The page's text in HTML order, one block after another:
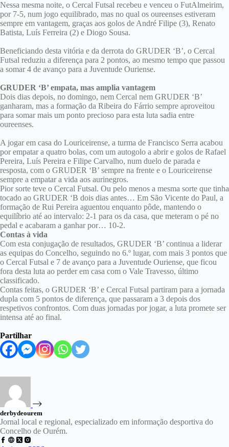
Nessa mesma noite, o Cercal Futsal recebeu e venceu o FutAlmeirim,
por 7-5, num jogo equilibrado, mas no qual os oureenses estiveram
sempre em vantagem, graças aos golos de André Filipe (3), Renato
Batista, Luís Ferreira (2) e Diogo Sousa.
Beneficiando desta vitória e da derrota do GRUDER ‘B’, o Cercal
Futsal reduziu a diferença para 2 pontos, ao mesmo tempo que passou
a somar 4 de avanço para a Juventude Ouriense.
GRUDER ‘B’ empata, mas amplia vantagem
Dois dias depois, no domingo, nem Cercal nem GRUDER ‘B’
ganharam, mas a formação da Ribeira do Fárrio sempre aproveitou
para somar mais um ponto precioso para esta luta sadia entre
oureenses.
A jogar em casa do Louriceirense, a turma de Francisco Serra acabou
por empatar a quatro bolas, com um autogolo a abrir e golos de Rafael
Pereira, Luís Pereira e Filipe Carvalho, num duelo de parada e
resposta, com o GRUDER ‘B’ sempre na frente e o Louriceirense
sempre a empatar a vida aos aurinegros.
Pior sorte teve o Cercal Futsal. Ou pelo menos a mesma sorte que tinha
tocado ao GRUDER ‘B dois dias antes… Em São Vicente do Paul, a
formação de Rui Pereira aguentou enquanto pôde, mantendo o
equilíbrio até ao intervalo: 2-1 para os da casa, que meteram o pé no
pedal e acabaram a ganhar por… 10-2.
Contas à vida
Com esta conjugação de resultados, GRUDER ‘B’ continua a liderar
as equipas do Concelho, seguindo no 6.º lugar, com mais 3 pontos que
o Cercal Futsal e 7 de avanço para a Juventude Ouriense, que ficou
fora desta luta ao perder em casa com o Vale Travesso, último
classificado.
Contas feitas, o GRUDER ‘B’ e Cercal Futsal partiram para a jornada
dupla com 5 pontos de diferença, que passaram a 3 depois dos
respetivos confrontos. Com duas jornadas por jogar, a luta promete ser
intensa até ao final.
Partilhar
derbydeourem
Jornal local e regional, especializado em informação desportiva do
Concelho de Ourém.